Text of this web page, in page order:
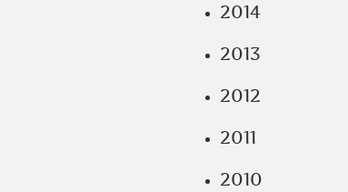
2014
2013
2012
2011
2010